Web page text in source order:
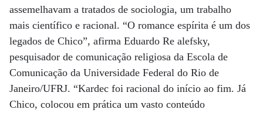
assemelhavam a tratados de sociologia, um trabalho
mais científico e racional. “O romance espírita é um dos
legados de Chico”, afirma Eduardo Re alefsky,
pesquisador de comunicação religiosa da Escola de
Comunicação da Universidade Federal do Rio de
Janeiro/UFRJ. “Kardec foi racional do início ao fim. Já
Chico, colocou em prática um vasto conteúdo